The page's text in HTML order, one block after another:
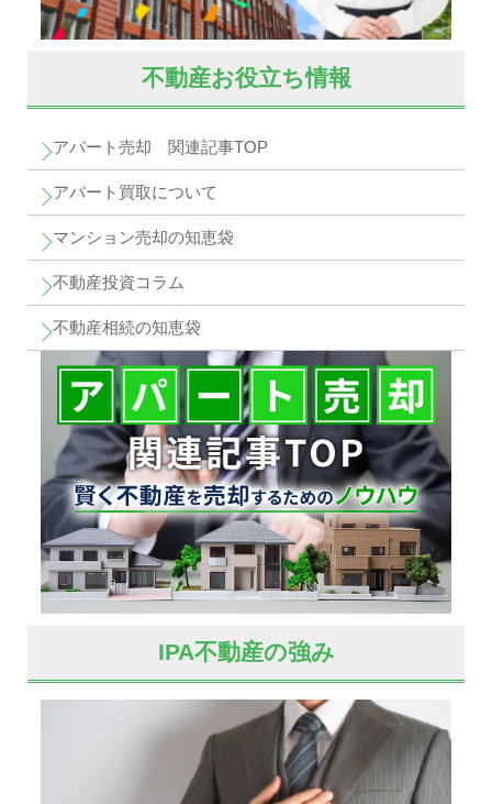
不動産お役立ち情報
アパート売却 関連記事TOP
アパート買取について
マンション売却の知恵袋
不動産投資コラム
不動産相続の知恵袋
IPA不動産の強み